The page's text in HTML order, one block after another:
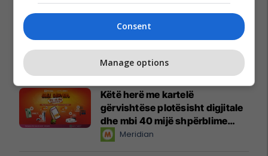
Reklamo këtu
Këtë herë me kartelë
gërvishtëse plotësisht digjitale
dhe mbi 40 mijë shpërblime
instant!Meridian
Consent
Manage options